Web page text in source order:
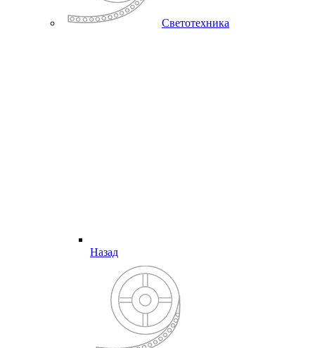
Светотехника
Назад